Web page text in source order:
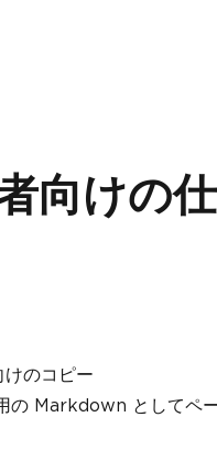
向けの仕
のコピー
の Markdown としてペ